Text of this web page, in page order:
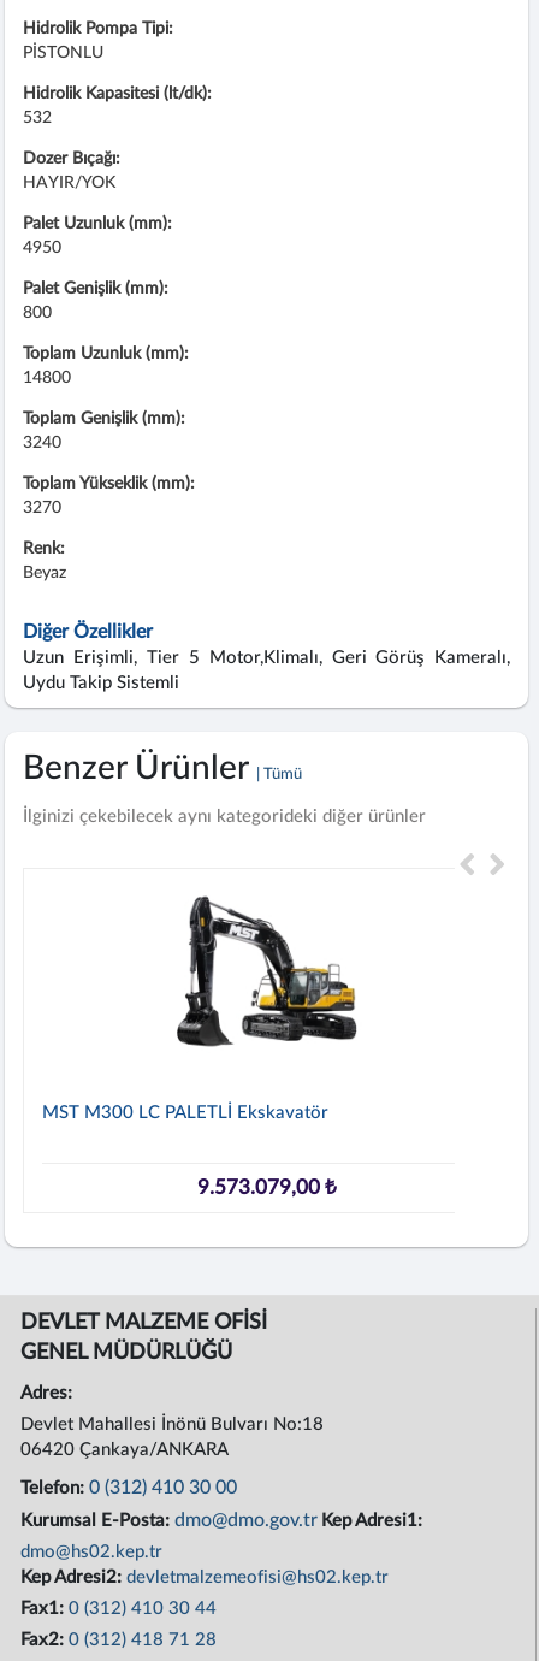
Hidrolik Pompa Tipi:
PİSTONLU
Hidrolik Kapasitesi (lt/dk):
532
Dozer Bıçağı:
HAYIR/YOK
Palet Uzunluk (mm):
4950
Palet Genişlik (mm):
800
Toplam Uzunluk (mm):
14800
Toplam Genişlik (mm):
3240
Toplam Yükseklik (mm):
3270
Renk:
Beyaz
Diğer Özellikler
Uzun Erişimli, Tier 5 Motor,Klimalı, Geri Görüş Kameralı,
Uydu Takip Sistemli
Benzer Ürünler | Tümü
İlginizi çekebilecek aynı kategorideki diğer ürünler
MST M300 LC PALETLİ Ekskavatör
9.573.079,00 ₺
DEVLET MALZEME OFİSİ
GENEL MÜDÜRLÜĞÜ
Adres:
Devlet Mahallesi İnönü Bulvarı No:18
06420 Çankaya/ANKARA
Telefon:0 (312) 410 30 00
Kurumsal E-Posta:dmo@dmo.gov.tr Kep Adresi1:
dmo@hs02.kep.tr
Kep Adresi2:devletmalzemeofisi@hs02.kep.tr
Fax1:0 (312) 410 30 44
Fax2:0 (312) 418 71 28